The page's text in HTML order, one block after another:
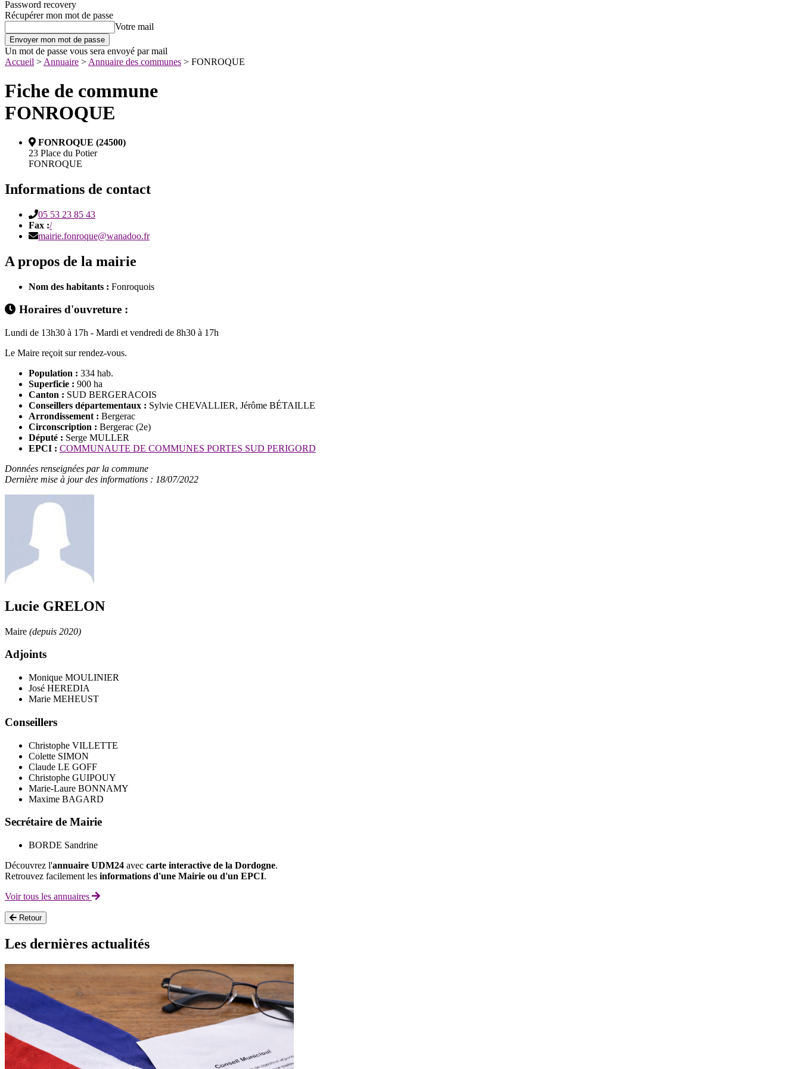
Password recovery
Récupérer mon mot de passe
Votre mail
Un mot de passe vous sera envoyé par mail
Accueil > Annuaire > Annuaire des communes > FONROQUE
Fiche de commune
FONROQUE
FONROQUE (24500)
23 Place du Potier
FONROQUE
Informations de contact
05 53 23 85 43
Fax :/
mairie.fonroque@wanadoo.fr
A propos de la mairie
Nom des habitants : Fonroquois
Horaires d'ouvreture :
Lundi de 13h30 à 17h - Mardi et vendredi de 8h30 à 17h
Le Maire reçoit sur rendez-vous.
Population : 334 hab.
Superficie : 900 ha
Canton : SUD BERGERACOIS
Conseillers départementaux : Sylvie CHEVALLIER, Jérôme BÉTAILLE
Arrondissement : Bergerac
Circonscription : Bergerac (2e)
Député : Serge MULLER
EPCI : COMMUNAUTE DE COMMUNES PORTES SUD PERIGORD
Données renseignées par la commune
Dernière mise à jour des informations : 18/07/2022
Lucie GRELON
Maire (depuis 2020)
Adjoints
Monique MOULINIER
José HEREDIA
Marie MEHEUST
Conseillers
Christophe VILLETTE
Colette SIMON
Claude LE GOFF
Christophe GUIPOUY
Marie-Laure BONNAMY
Maxime BAGARD
Secrétaire de Mairie
BORDE Sandrine
Découvrez l'annuaire UDM24 avec carte interactive de la Dordogne.
Retrouvez facilement les informations d'une Mairie ou d'un EPCI.
Voir tous les annuaires
Retour
Les dernières actualités